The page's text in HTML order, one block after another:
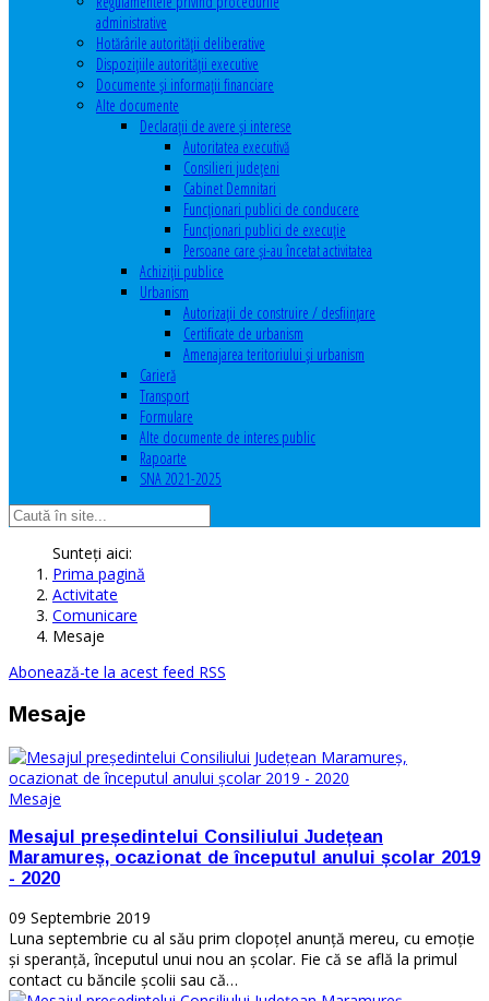
administrative
Hotărârile autorităţii deliberative
Dispoziţiile autorităţii executive
Documente şi informaţii financiare
Alte documente
Declaraţii de avere şi interese
Autoritatea executivă
Consilieri judeţeni
Cabinet Demnitari
Funcţionari publici de conducere
Funcționari publici de execuție
Persoane care şi-au încetat activitatea
Achiziţii publice
Urbanism
Autorizații de construire / desființare
Certificate de urbanism
Amenajarea teritoriului şi urbanism
Carieră
Transport
Formulare
Alte documente de interes public
Rapoarte
SNA 2021-2025
Sunteți aici:
Prima pagină
Activitate
Comunicare
Mesaje
Abonează-te la acest feed RSS
Mesaje
Mesaje
Mesajul președintelui Consiliului Județean
Maramureș, ocazionat de începutul anului școlar 2019
- 2020
09 Septembrie 2019
Luna septembrie cu al său prim clopoțel anunță mereu, cu emoție
și speranță, începutul unui nou an școlar. Fie că se află la primul
contact cu băncile școlii sau că…